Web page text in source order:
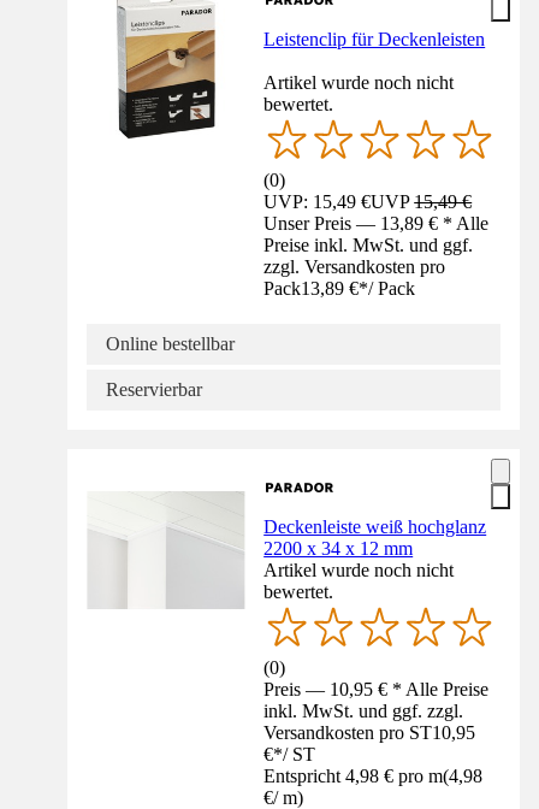
Leistenclip für Deckenleisten
Artikel wurde noch nicht
bewertet.
(0)
UVP: 15,49 €UVP15,49 €
Unser Preis — 13,89 € * Alle
Preise inkl. MwSt. und ggf.
zzgl. Versandkosten pro
Pack13,89 €*/ Pack
Online bestellbar
Reservierbar
Deckenleiste weiß hochglanz
2200 x 34 x 12 mm
Artikel wurde noch nicht
bewertet.
(0)
Preis — 10,95 € * Alle Preise
inkl. MwSt. und ggf. zzgl.
Versandkosten pro ST10,95
€*/ ST
Entspricht 4,98 € pro m(4,98
€/ m)